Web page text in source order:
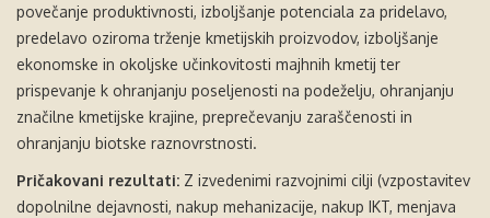
povečanje produktivnosti, izboljšanje potenciala za pridelavo,
predelavo oziroma trženje kmetijskih proizvodov, izboljšanje
ekonomske in okoljske učinkovitosti majhnih kmetij ter
prispevanje k ohranjanju poseljenosti na podeželju, ohranjanju
značilne kmetijske krajine, preprečevanju zaraščenosti in
ohranjanju biotske raznovrstnosti.
Pričakovani rezultati: Z izvedenimi razvojnimi cilji (vzpostavitev
dopolnilne dejavnosti, nakup mehanizacije, nakup IKT, menjava